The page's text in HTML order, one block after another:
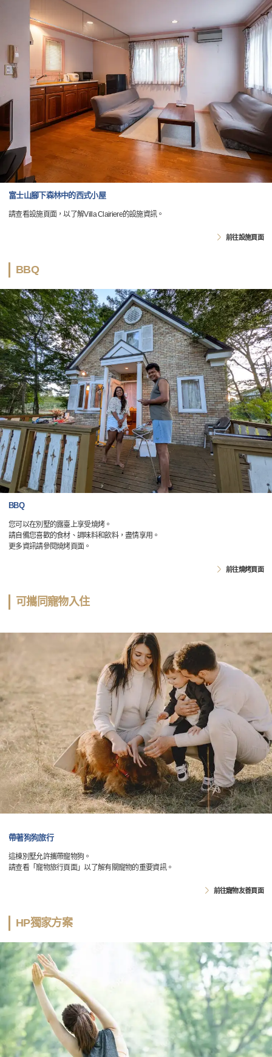
富士山腳下森林中的西式小屋
請查看設施頁面，以了解Villa Clairiere的設施資訊。
前往設施頁面
BBQ
BBQ
您可以在別墅的露臺上享受燒烤。
請自備您喜歡的食材、調味料和飲料，盡情享用。
更多資訊請參閱燒烤頁面。
前往燒烤頁面
可攜同寵物入住
帶著狗狗旅行
這棟別墅允許攜帶寵物狗。
請查看「寵物旅行頁面」以了解有關寵物的重要資訊。
前往寵物友善頁面
HP獨家方案